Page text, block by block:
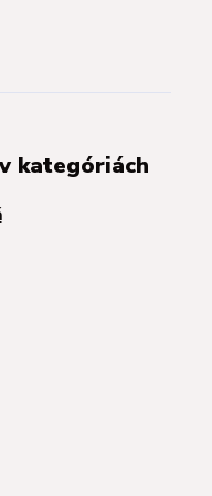
kategóriách